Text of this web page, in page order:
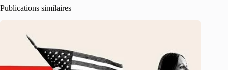
Publications similaires